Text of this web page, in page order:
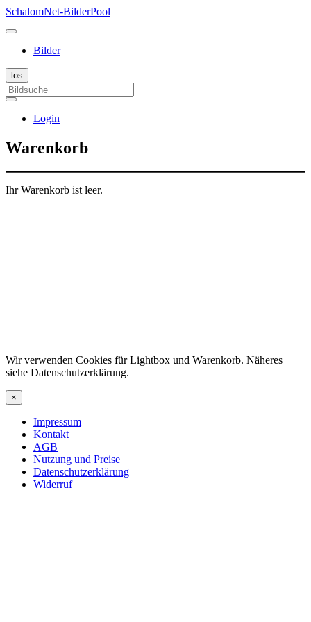
SchalomNet-BilderPool
Bilder
Login
Warenkorb
Ihr Warenkorb ist leer.
Wir verwenden Cookies für Lightbox und Warenkorb. Näheres
siehe Datenschutzerklärung.
×
Impressum
Kontakt
AGB
Nutzung und Preise
Datenschutzerklärung
Widerruf